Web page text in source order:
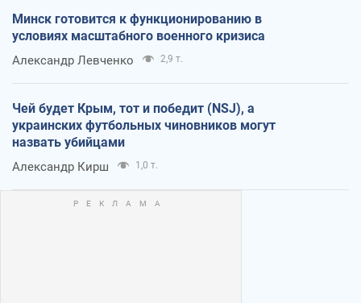
Минск готовится к функционированию в
условиях масштабного военного кризиса
Александр Левченко 2,9 т.
Чей будет Крым, тот и победит (NSJ), а
украинских футбольных чиновников могут
назвать убийцами
Александр Кирш 1,0 т.